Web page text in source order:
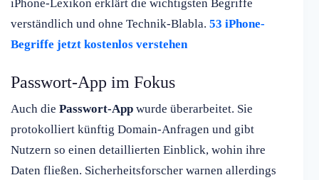
iPhone-Lexikon erklärt die wichtigsten Begriffe
verständlich und ohne Technik-Blabla. 53 iPhone-
Begriffe jetzt kostenlos verstehen
Passwort-App im Fokus
Auch die Passwort-App wurde überarbeitet. Sie
protokolliert künftig Domain-Anfragen und gibt
Nutzern so einen detaillierten Einblick, wohin ihre
Daten fließen. Sicherheitsforscher warnen allerdings